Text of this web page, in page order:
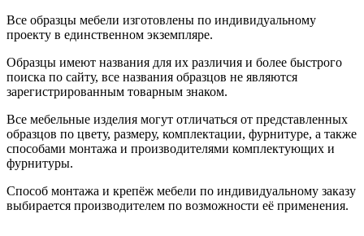
Все образцы мебели изготовлены по индивидуальному
проекту в единственном экземпляре.
Образцы имеют названия для их различия и более быстрого
поиска по сайту, все названия образцов не являются
зарегистрированным товарным знаком.
Все мебельные изделия могут отличаться от представленных
образцов по цвету, размеру, комплектации, фурнитуре, а также
способами монтажа и производителями комплектующих и
фурнитуры.
Способ монтажа и крепёж мебели по индивидуальному заказу
выбирается производителем по возможности её применения.